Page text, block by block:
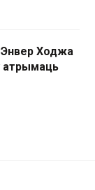
Энвер Ходжа
атрымаць